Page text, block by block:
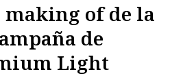
making of de la
de
Light